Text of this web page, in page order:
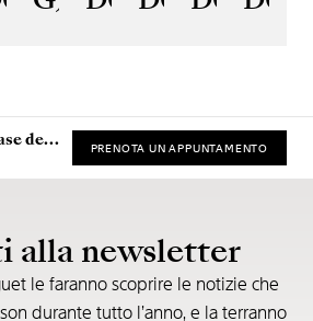
de PRENOTA UN APPUNTAMENTO
alla newsletter
le faranno scoprire le notizie che
durante tutto l’anno, e la terranno